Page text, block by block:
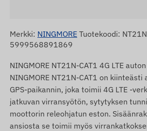
Merkki: NINGMORE Tuotekoodi:
5999568891869
NINGMORE NT21N-CAT1 4G LTE
NINGMORE NT21N-CAT1 on kiinteästi
GPS-paikannin, joka toimii 4G LTE -
jatkuvan virransyötön, sytytyksen
moottorin releohjatun eston.
ansiosta se toimii myös